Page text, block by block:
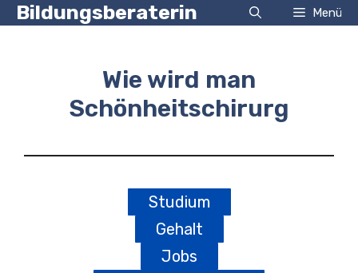
Zum
Inhalt
Bildungsberaterin Menü
Wie wird man
Schönheitschirurg
Studium
Gehalt
Jobs